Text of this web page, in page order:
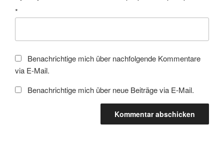
*
Benachrichtige mich über nachfolgende Kommentare
via E-Mail.
Benachrichtige mich über neue Beiträge via E-Mail.